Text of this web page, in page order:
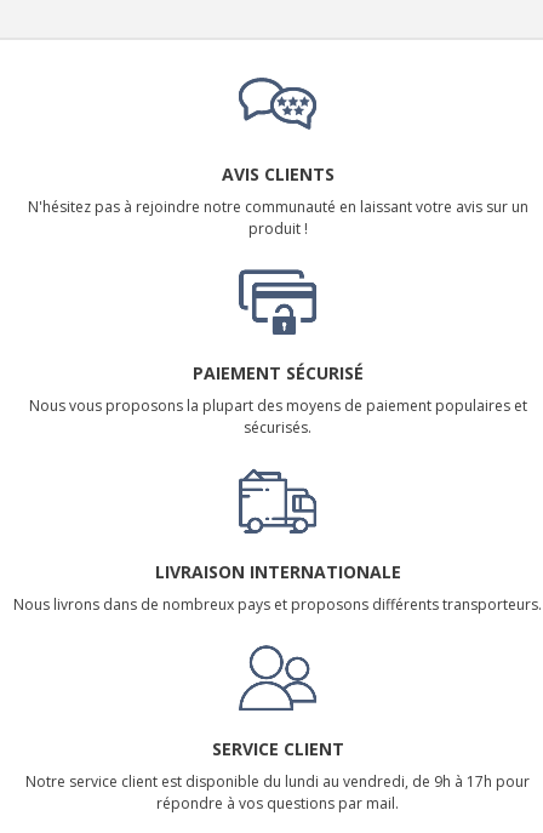
AVIS CLIENTS
N'hésitez pas à rejoindre notre communauté en laissant votre avis sur un
produit !
PAIEMENT SÉCURISÉ
Nous vous proposons la plupart des moyens de paiement populaires et
sécurisés.
LIVRAISON INTERNATIONALE
Nous livrons dans de nombreux pays et proposons différents transporteurs.
SERVICE CLIENT
Notre service client est disponible du lundi au vendredi, de 9h à 17h pour
répondre à vos questions par mail.